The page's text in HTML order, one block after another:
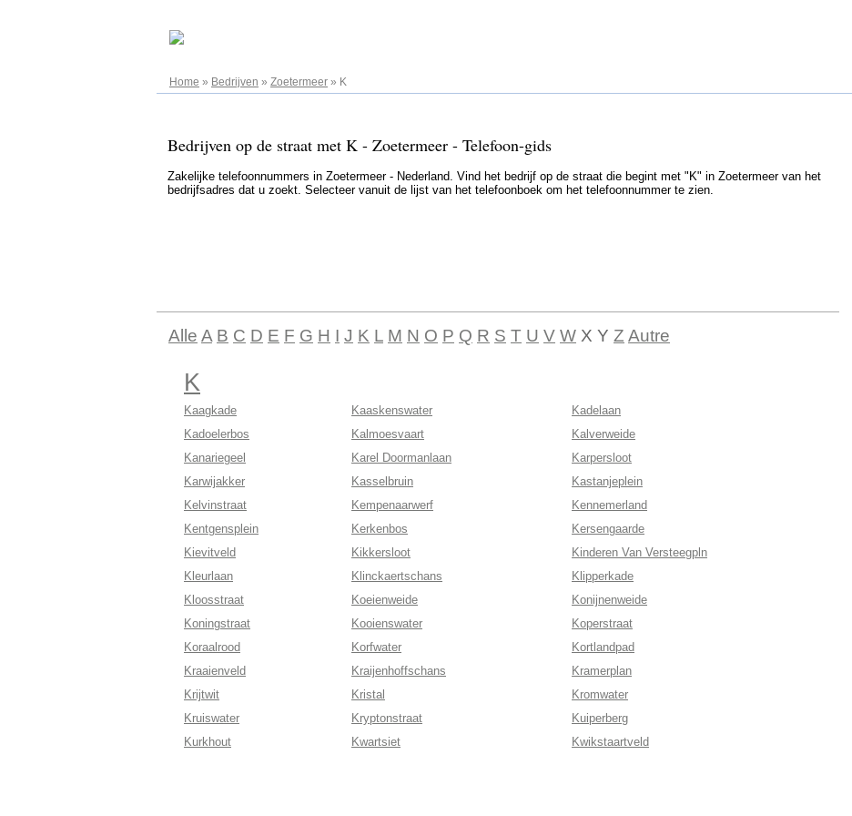
Home » Bedrijven » Zoetermeer » K
Bedrijven op de straat met K - Zoetermeer - Telefoon-gids
Zakelijke telefoonnummers in Zoetermeer - Nederland. Vind het bedrijf op de straat die begint met "K" in Zoetermeer van het
bedrijfsadres dat u zoekt. Selecteer vanuit de lijst van het telefoonboek om het telefoonnummer te zien.
Alle A B C D E F G H I J K L M N O P Q R S T U V W X Y Z Autre
K
Kaagkade Kaaskenswater
Kadelaan
Kadoelerbos
Kalmoesvaart
Kalverweide
Kanariegeel
Karel Doormanlaan
Karpersloot
Karwijakker
Kasselbruin
Kastanjeplein
Kelvinstraat
Kempenaarwerf
Kennemerland
Kentgensplein
Kerkenbos
Kersengaarde
Kievitveld
Kikkersloot
Kinderen Van Versteegpln
Kleurlaan
Klinckaertschans
Klipperkade
Kloosstraat
Koeienweide
Konijnenweide
Koningstraat
Kooienswater
Koperstraat
Koraalrood
Korfwater
Kortlandpad
Kraaienveld
Kraijenhoffschans
Kramerplan
Krijtwit
Kristal
Kromwater
Kruiswater
Kryptonstraat
Kuiperberg
Kurkhout
Kwartsiet Kwikstaartveld